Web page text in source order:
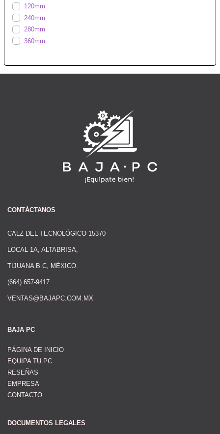
120mm
240mm
280mm
360mm
CONTÁCTANOS
CALZ DEL TECNOLÓGICO 15370
LOCAL 1A, ALTABRISA,
TIJUANA B.C, MÉXICO.
(664) 657-9417
VENTAS@BAJAPC.COM.MX
BAJA PC
PÁGINA DE INICIO
EQUIPA TU PC
RESEÑAS
EMPRESA
CONTACTO
DOCUMENTOS LEGALES